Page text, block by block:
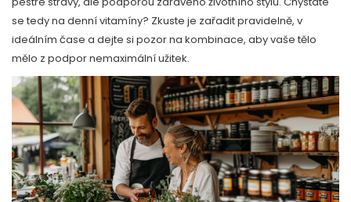
se tedy na denní vitamíny? Zkuste je zařadit pravidelně, v
ideálním čase a dejte si pozor na kombinace, aby vaše tělo
mělo z podpor nemaximální užitek.